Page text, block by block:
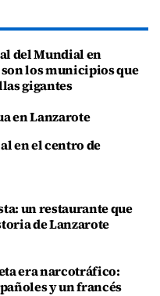
del Mundial en
son los municipios que
gigantes
en Lanzarote
en el centro de
un restaurante que
de Lanzarote
era narcotráfico:
y un francés